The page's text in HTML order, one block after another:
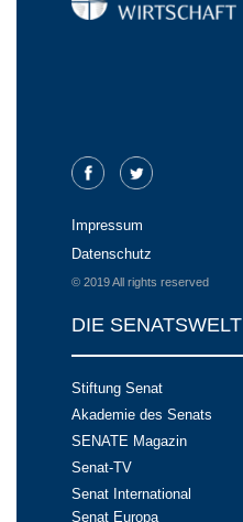
Impressum
Datenschutz
© 2019 All rights reserved
DIE SENATSWELT
Stiftung Senat
Akademie des Senats
SENATE Magazin
Senat-TV
Senat International
Senat Europa